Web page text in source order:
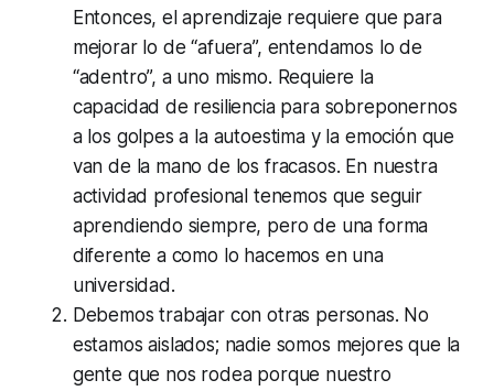
Entonces, el aprendizaje requiere que para
mejorar lo de “afuera”, entendamos lo de
“adentro”, a uno mismo. Requiere la
capacidad de resiliencia para sobreponernos
a los golpes a la autoestima y la emoción que
van de la mano de los fracasos. En nuestra
actividad profesional tenemos que seguir
aprendiendo siempre, pero de una forma
diferente a como lo hacemos en una
universidad.
Debemos trabajar con otras personas. No
estamos aislados; nadie somos mejores que la
gente que nos rodea porque nuestro